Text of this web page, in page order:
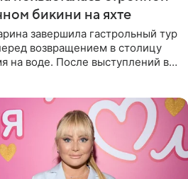
бикини на яхте
завершила гастрольный тур
возвращением в столицу
на воде. После выступлений в